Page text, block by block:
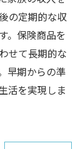
の定期的な収
。保険商品を
せて長期的な
早期からの準
活を実現しま